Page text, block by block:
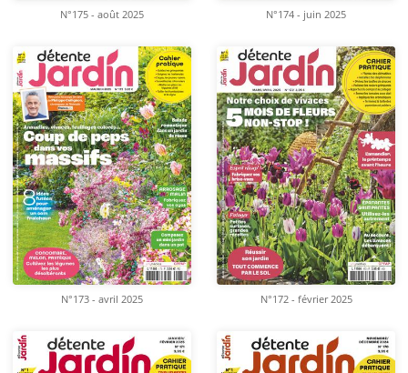
N°175 - août 2025 N°174 - juin 2025
N°173 - avril 2025 N°172 - février 2025